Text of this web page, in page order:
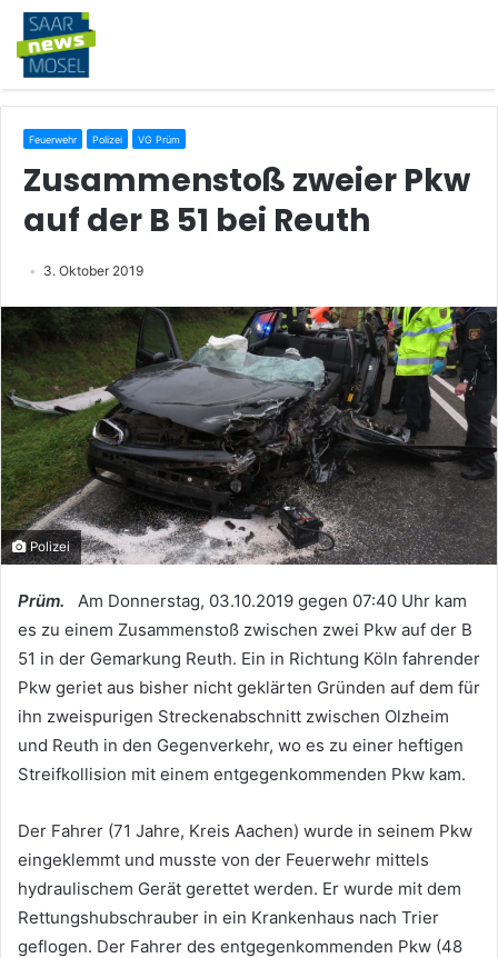
Feuerwehr Polizei VG Prüm
Zusammenstoß zweier Pkw
auf der B 51 bei Reuth
3. Oktober 2019
Polizei
Prüm. Am Donnerstag, 03.10.2019 gegen 07:40 Uhr kam
es zu einem Zusammenstoß zwischen zwei Pkw auf der B
51 in der Gemarkung Reuth. Ein in Richtung Köln fahrender
Pkw geriet aus bisher nicht geklärten Gründen auf dem für
ihn zweispurigen Streckenabschnitt zwischen Olzheim
und Reuth in den Gegenverkehr, wo es zu einer heftigen
Streifkollision mit einem entgegenkommenden Pkw kam.
Der Fahrer (71 Jahre, Kreis Aachen) wurde in seinem Pkw
eingeklemmt und musste von der Feuerwehr mittels
hydraulischem Gerät gerettet werden. Er wurde mit dem
Rettungshubschrauber in ein Krankenhaus nach Trier
geflogen. Der Fahrer des entgegenkommenden Pkw (48